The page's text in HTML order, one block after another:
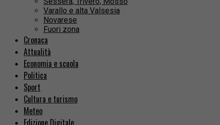
Varallo e alta Valsesia
Novarese
Fuori zona
Cronaca
Attualità
Economia e scuola
Politica
Sport
Cultura e turismo
Meteo